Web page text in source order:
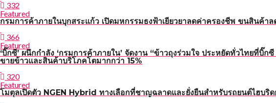
332
Featured
กรมการค้าภายในบุกสระแก้ว เปิดมหกรรมธงฟ้าเยียวยาลดค่าครองชีพ ขนสินค้
366
Featured
‘บิ๊กซี’ ผนึกกำลัง ‘กรมการค้าภายใน’ จัดงาน “ข้าวถุงร่วมใจ ประหยัดทั่วไทย
ขายข้าวและสินค้าบริโภคโตมากกว่า 15%
320
Featured
โมตุลเปิดตัว NGEN Hybrid ทางเลือกที่ชาญฉลาดและยั่งยืนสำหรับรถยนต์ไฮบริ